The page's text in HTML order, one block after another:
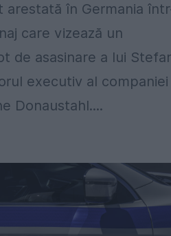
arestată în Germania
care vizează un
de asasinare a lui
executiv al companiei
Donaustahl....